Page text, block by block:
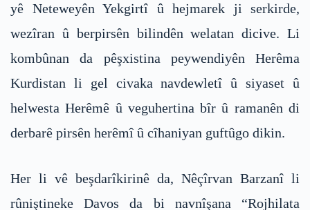
yê Neteweyên Yekgirtî û hejmarek ji serkirde,
wezîran û berpirsên bilindên welatan dicive. Li
kombûnan da pêşxistina peywendiyên Herêma
Kurdistan li gel civaka navdewletî û siyaset û
helwesta Herêmê û veguhertina bîr û ramanên di
derbarê pirsên herêmî û cîhaniyan guftûgo dikin.
Her li vê beşdarîkirinê da, Nêçîrvan Barzanî li
rûniştineke Davos da bi navnîşana “Rojhilata